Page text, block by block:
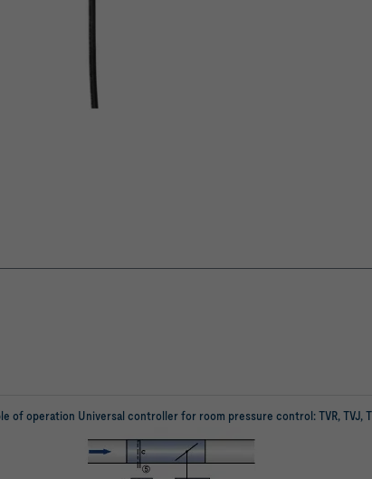
of operation Universal controller for room pressure control: TVR, TVJ,